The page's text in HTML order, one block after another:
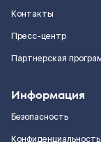
Контакты
Пресс-центр
Партнерская
Информация
Безопасность
Конфиденциальность